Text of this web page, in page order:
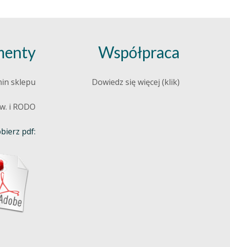
sklepu
i RODO
pdf:
Współpraca
Dowiedz się więcej (klik)